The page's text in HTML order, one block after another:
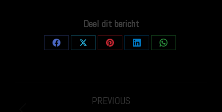
Deel dit bericht
Share
Share
Share
Share
Share
PREVIOUS